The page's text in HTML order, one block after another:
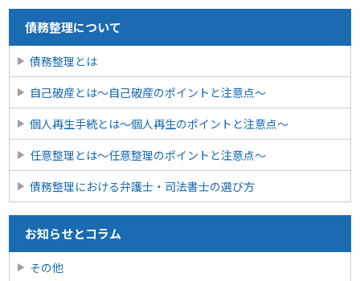
債務整理について
債務整理とは
自己破産とは〜自己破産のポイントと注意点〜
個人再生手続とは～個人再生のポイントと注意点～
任意整理とは〜任意整理のポイントと注意点〜
債務整理における弁護士・司法書士の選び方
お知らせとコラム
その他